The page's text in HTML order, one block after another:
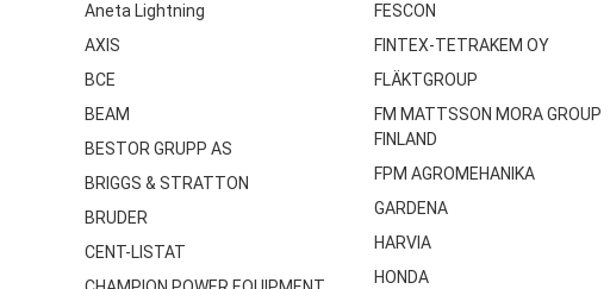
Aneta Lightning
AXIS
BCE
BEAM
BESTOR GRUPP AS
BRIGGS & STRATTON
BRUDER
CENT-LISTAT
FESCON
FINTEX-TETRAKEM OY
FLÄKTGROUP
FM MATTSSON MORA GROUP
FINLAND
FPM AGROMEHANIKA
GARDENA
HARVIA
HONDA